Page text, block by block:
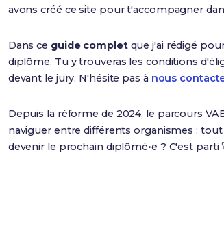
avons créé ce site pour t'accompagner
Dans ce guide completque j'ai rédigé
diplôme. Tu y trouveras les conditions
devant le jury. N'hésite pas à nous
Depuis la réforme de 2024, le parcours
naviguer entre différents organismes :
devenir le prochain diplômé•e ? C'est parti